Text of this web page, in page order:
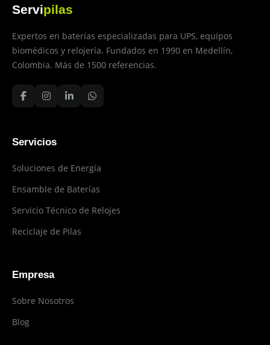
Servipilas
Expertos en baterías especializadas para UPS, equipos
biomédicos y relojería. Fundados en 1990 en Medellín,
Colombia. Más de 1500 referencias.
Servicios
Soluciones de Energía
Ensamble de Baterías
Servicio Técnico de Relojes
Reciclaje de Pilas
Empresa
Sobre Nosotros
Blog